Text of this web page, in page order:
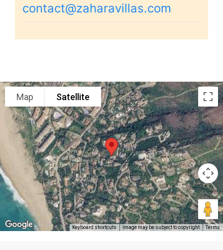
contact@zaharavillas.com
Map Satellite
Keyboard shortcuts Image may be subject to copyright Terms